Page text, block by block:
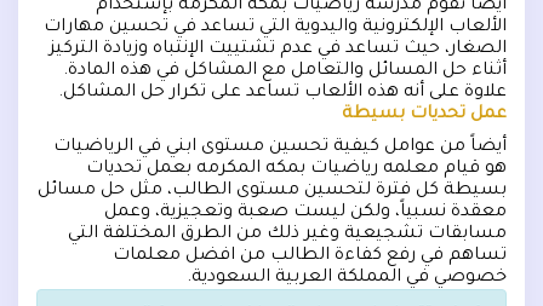
أيضاً تقوم مدرسة رياضيات بمكة المكرمة بإستخدام
الألعاب الإلكترونية واليدوية التي تساعد في تحسين مهارات
الصغار، حيث تساعد في عدم تشتييت الإنتباه وزيادة التركيز
أثناء حل المسائل والتعامل مع المشاكل في هذه المادة.
علاوة على أنه هذه الألعاب تساعد على تكرار حل المشاكل.
عمل تحديات بسيطة
أيضاً من عوامل كيفية تحسين مستوى ابني في الرياضيات
هو قيام معلمه رياضيات بمكه المكرمه بعمل تحديات
بسيطة كل فترة لتحسين مستوى الطالب، مثل حل مسائل
معقدة نسبياً، ولكن ليست صعبة وتعجيزية، وعمل
مسابقات تشجيعية وغير ذلك من الطرق المختلفة التي
تساهم في رفع كفاءة الطالب من افضل معلمات
خصوصي في المملكة العربية السعودية.